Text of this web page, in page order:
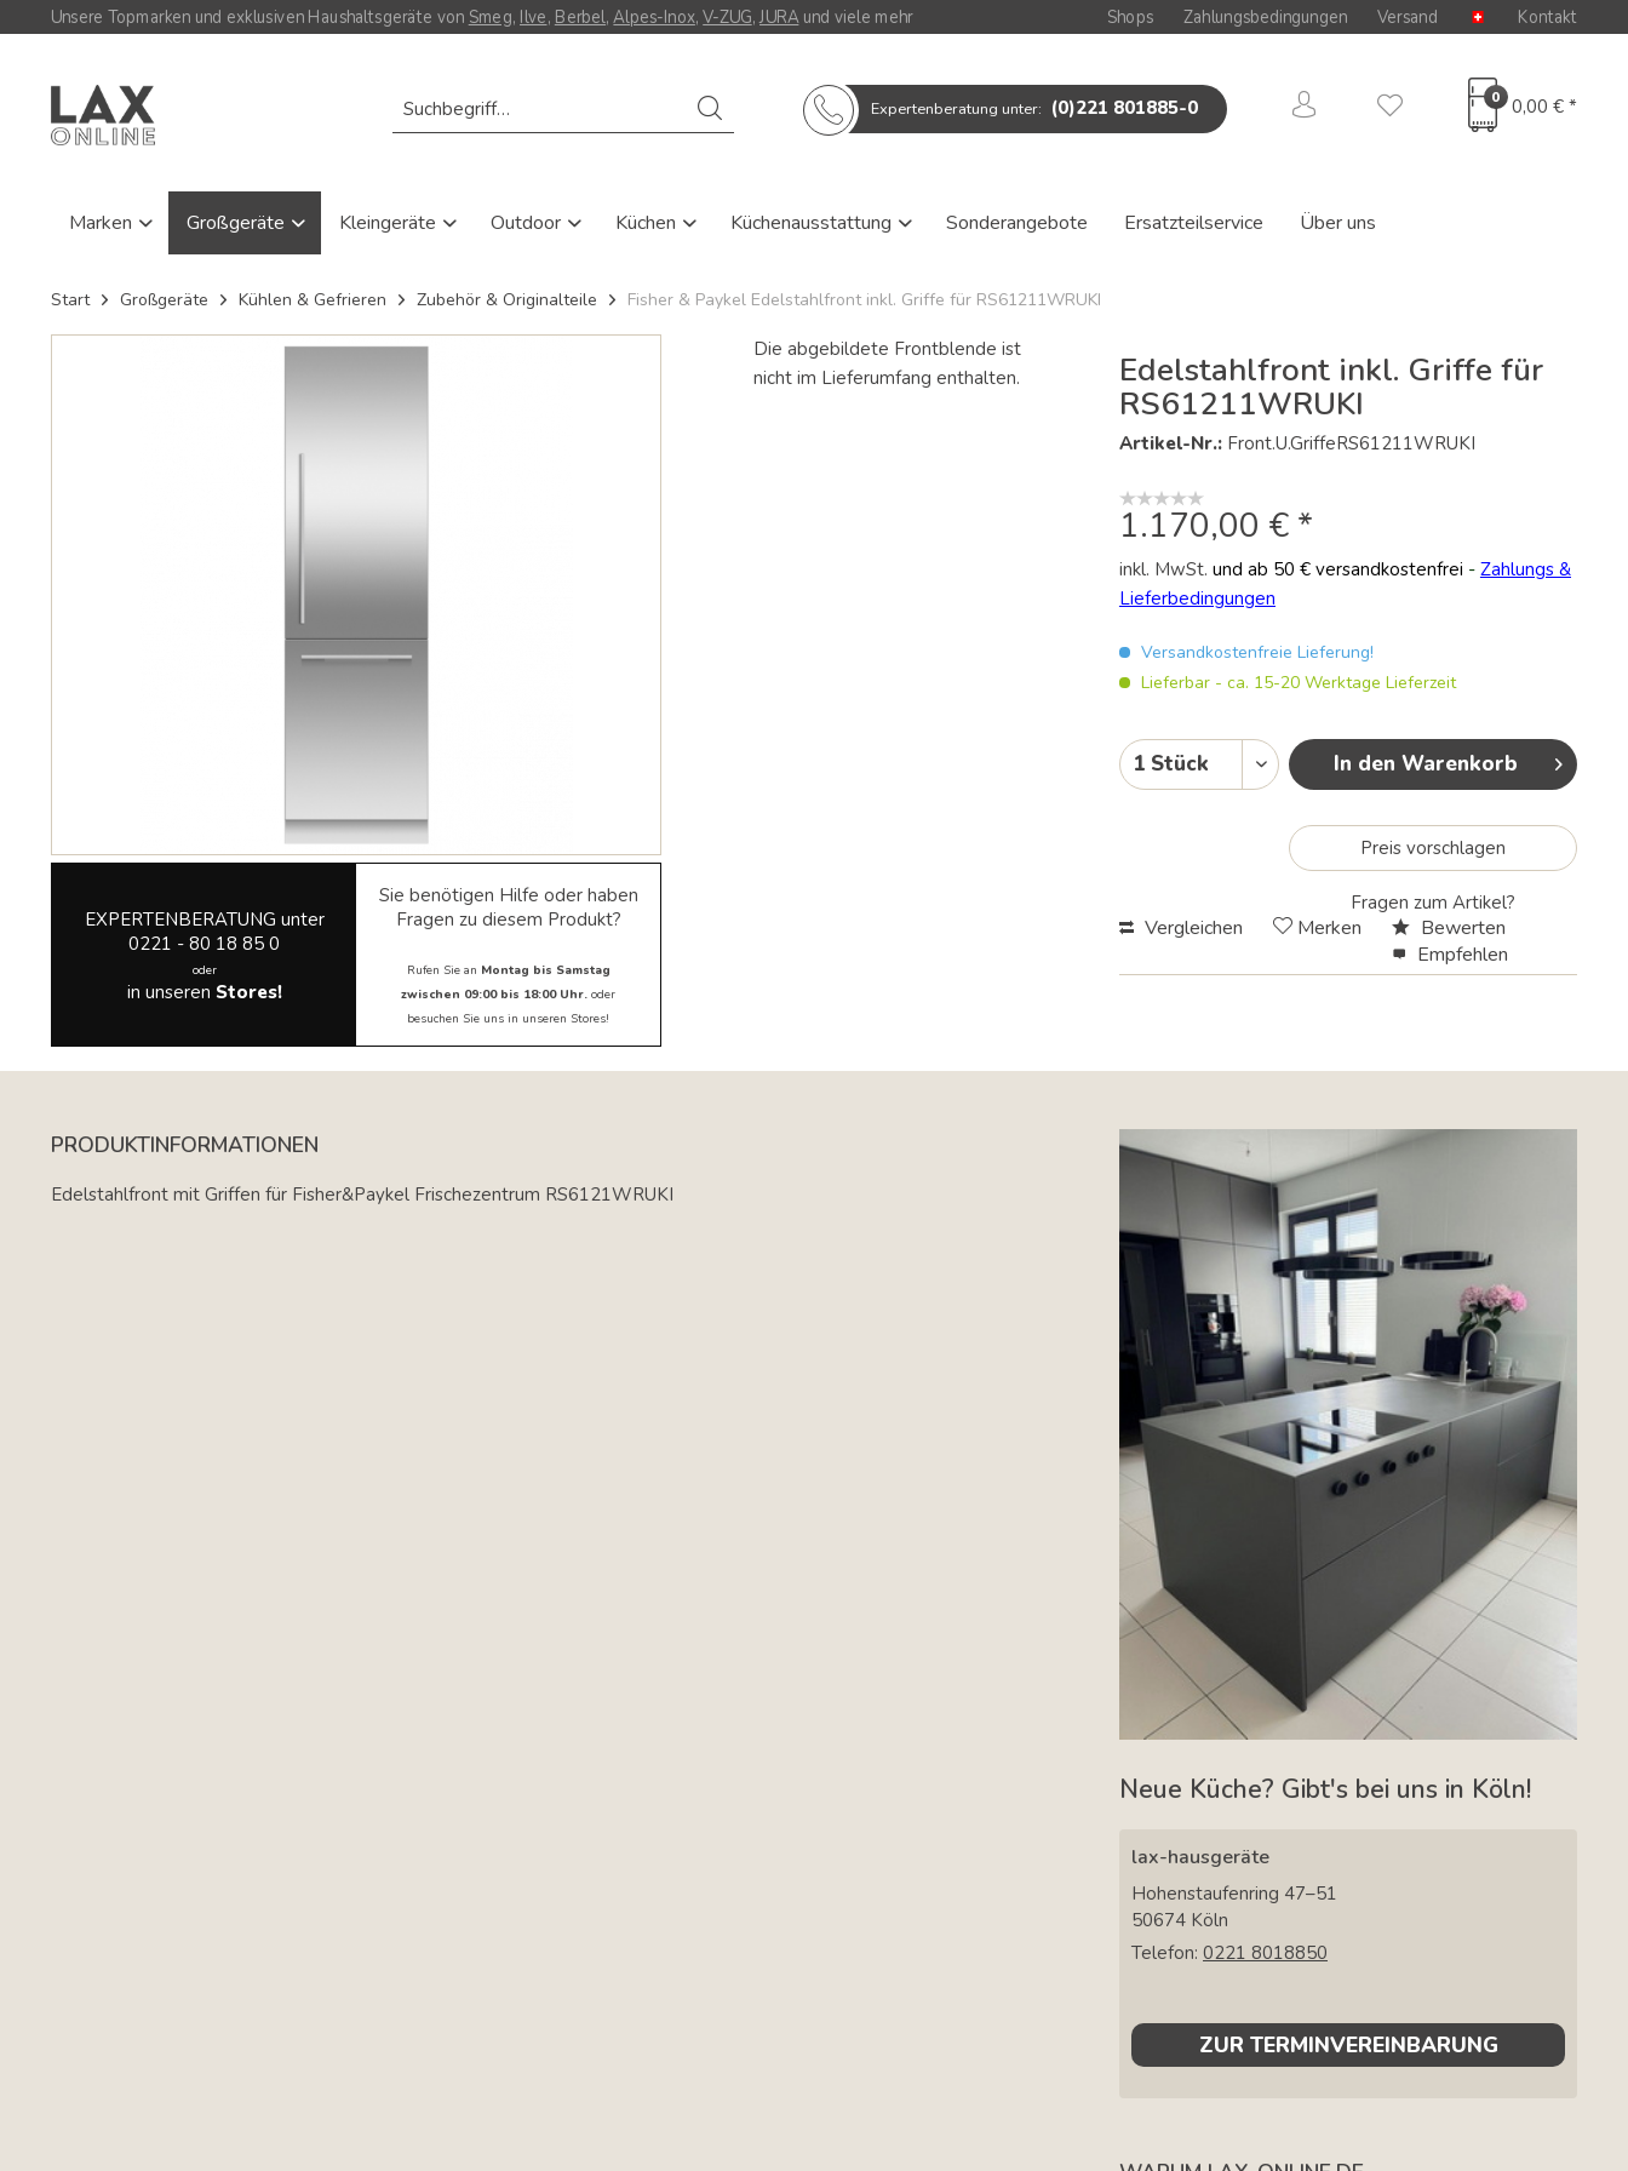
Unsere Topmarken und exklusiven Haushaltsgeräte von Smeg, Ilve, Berbel,Alpes-Inox,V-ZUG,JURAund viele mehr Shops Zahlungsbedingungen Versand Kontakt
Verwende
Pfeile
und
unten,
verfügbare
auszuwählen.
Drücke
Expertenberatung unter: (0)221 801885-0 0 0,00 € *
Marken Großgeräte Kleingeräte Outdoor Küchen Küchenausstattung Sonderangebote Ersatzteilservice Über uns
Start Großgeräte Kühlen & Gefrieren Zubehör & Originalteile Fisher & Paykel Edelstahlfront inkl. Griffe für RS61211WRUKI
EXPERTENBERATUNG unter
0221 - 80 18 85 0
oder
in unseren Stores!
Sie benötigen Hilfe oder haben
Fragen zu diesem Produkt?
Rufen Sie an Montag bis Samstag
zwischen 09:00 bis 18:00 Uhr. oder
besuchen Sie uns in unseren Stores!
Die abgebildete Frontblende ist
nicht im Lieferumfang enthalten.
Edelstahlfront inkl. Griffe für
RS61211WRUKI
Artikel-Nr.: Front.U.GriffeRS61211WRUKI
1.170,00 € *
inkl. MwSt. und ab 50 € versandkostenfrei - Zahlungs &
Lieferbedingungen
Versandkostenfreie Lieferung!
Lieferbar - ca. 15-20 Werktage Lieferzeit
In den Warenkorb
Preis vorschlagen
Fragen zum Artikel?
Vergleichen Merken
Bewerten
Empfehlen
PRODUKTINFORMATIONEN
Edelstahlfront mit Griffen für Fisher&Paykel Frischezentrum RS6121WRUKI
Neue Küche? Gibt's bei uns in Köln!
lax-hausgeräte
Hohenstaufenring 47–51
50674 Köln
Telefon: 0221 8018850
ZUR TERMINVEREINBARUNG